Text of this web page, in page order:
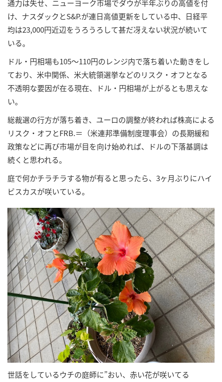
通力は失せ、ニューヨーク市場でダウが半年ぶりの高値を付
け、ナスダックとS&P.が連日高値更新をしている中、日経平
均は23,000円近辺をうろうろして甚だ冴えない状況が続いて
いる。
ドル・円相場も105～110円のレンジ内で落ち着いた動きをし
ており、米中関係、米大統領選挙などのリスク・オフとなる
不透明な要因が在る現在、ドル・円相場が上がるとも思えな
い。
総裁選の行方が落ち着き、ユーロの調整が終われば株高による
リスク・オフとFRB.＝（米連邦準備制度理事会）の長期緩和
政策などに再び市場が目を向け始めれば、ドルの下落基調は
続くと思われる。
庭で何かチラチラする物が有ると思ったら、3ヶ月ぶりにハイ
ビスカスが咲いている。
世話をしているウチの庭師に”おい、赤い花が咲いてる